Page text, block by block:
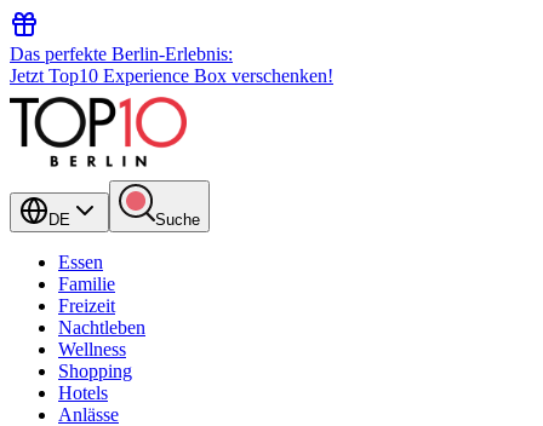
Das perfekte Berlin-Erlebnis:
Jetzt Top10 Experience Box verschenken!
DE Suche
Essen
Familie
Freizeit
Nachtleben
Wellness
Shopping
Hotels
Anlässe